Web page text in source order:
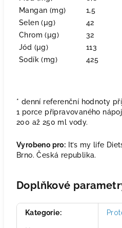
Mangan (mg)
1,5
Selen (µg)
42
Chrom (µg)
32
Jód (µg)
113
Sodík (mg)
425
* denní referenční hodnoty
1 porce připravovaného
200 až 250 ml vody.
Vyrobeno pro: It’s my life
Brno. Česká republika.
Doplňkové
Kategorie: